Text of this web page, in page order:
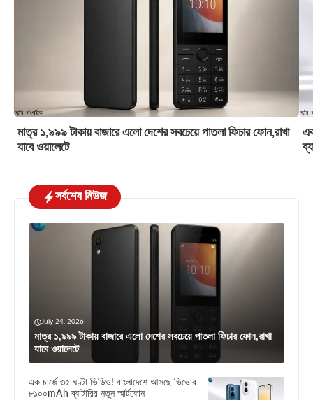
মাত্র ১,৯৯৯ টাকায় বাজারে এলো দেশের সবচেয়ে পাতলা ফিচার ফোন,রাখা
যাবে ওয়ালেটে
সর্বশেষ নিউজ
July 24, 2026
মাত্র ১,৯৯৯ টাকায় বাজারে এলো দেশের সবচেয়ে পাতলা ফিচার ফোন,রাখা
যাবে ওয়ালেটে
এক চার্জে ৩৫ ঘণ্টা ভিডিও! বাংলাদেশে আসছে ভিভোর
৮১০০mAh ব্যাটারির নতুন স্মার্টফোন